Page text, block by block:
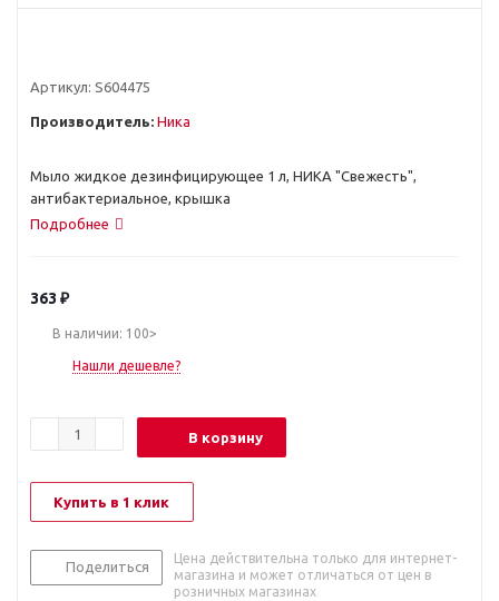
Артикул: S604475
Производитель: Ника
Мыло жидкое дезинфицирующее 1 л, НИКА "Свежесть",
антибактериальное, крышка
Подробнее
363 ₽
В наличии: 100>
Нашли дешевле?
В корзину
Купить в 1 клик
Поделиться
Цена действительна только для интернет-
магазина и может отличаться от цен в
розничных магазинах